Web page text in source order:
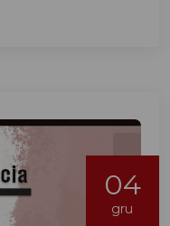
04
gru